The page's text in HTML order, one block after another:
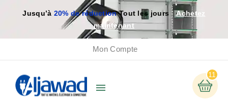
Jusqu’à 20% de réductionTout les jours
Achetez
maintenant
Mon Compte

11